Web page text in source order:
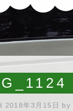
2018年3月15日 by